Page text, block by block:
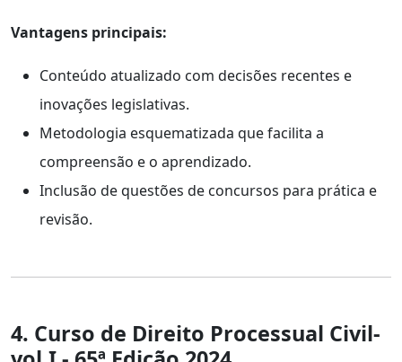
Vantagens principais:
Conteúdo atualizado com decisões recentes e
inovações legislativas.
Metodologia esquematizada que facilita a
compreensão e o aprendizado.
Inclusão de questões de concursos para prática e
revisão.
4. Curso de Direito Processual Civil-